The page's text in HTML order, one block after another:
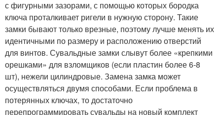
с фигурными зазорами, с помощью которых бородка
ключа проталкивает ригели в нужную сторону. Такие
замки бывают только врезные, поэтому лучше менять их
идентичными по размеру и расположению отверстий
для винтов. Сувальдные замки слывут более «крепкими
орешками» для взломщиков (если пластин более 6-8
шт), нежели цилиндровые. Замена замка может
осуществляться двумя способами. Если проблема в
потерянных ключах, то достаточно
перепрограммировать сувальды на новый комплект